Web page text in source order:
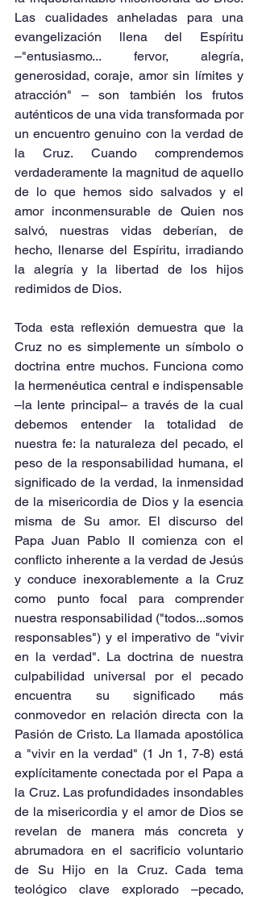
Las cualidades anheladas para una
evangelización llena del Espíritu
–"entusiasmo... fervor, alegría,
generosidad, coraje, amor sin límites y
atracción" – son también los frutos
auténticos de una vida transformada por
un encuentro genuino con la verdad de
la Cruz. Cuando comprendemos
verdaderamente la magnitud de aquello
de lo que hemos sido salvados y el
amor inconmensurable de Quien nos
salvó, nuestras vidas deberían, de
hecho, llenarse del Espíritu, irradiando
la alegría y la libertad de los hijos
redimidos de Dios.
Toda esta reflexión demuestra que la
Cruz no es simplemente un símbolo o
doctrina entre muchos. Funciona como
la hermenéutica central e indispensable
–la lente principal– a través de la cual
debemos entender la totalidad de
nuestra fe: la naturaleza del pecado, el
peso de la responsabilidad humana, el
significado de la verdad, la inmensidad
de la misericordia de Dios y la esencia
misma de Su amor. El discurso del
Papa Juan Pablo II comienza con el
conflicto inherente a la verdad de Jesús
y conduce inexorablemente a la Cruz
como punto focal para comprender
nuestra responsabilidad ("todos...somos
responsables") y el imperativo de "vivir
en la verdad". La doctrina de nuestra
culpabilidad universal por el pecado
encuentra su significado más
conmovedor en relación directa con la
Pasión de Cristo. La llamada apostólica
a "vivir en la verdad" (1 Jn 1, 7-8) está
explícitamente conectada por el Papa a
la Cruz. Las profundidades insondables
de la misericordia y el amor de Dios se
revelan de manera más concreta y
abrumadora en el sacrificio voluntario
de Su Hijo en la Cruz. Cada tema
teológico clave explorado –pecado,